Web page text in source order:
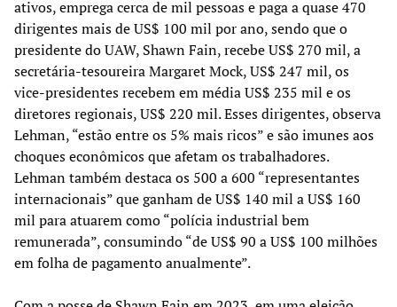
ativos, emprega cerca de mil pessoas e paga a quase 470
dirigentes mais de US$ 100 mil por ano, sendo que o
presidente do UAW, Shawn Fain, recebe US$ 270 mil, a
secretária-tesoureira Margaret Mock, US$ 247 mil, os
vice-presidentes recebem em média US$ 235 mil e os
diretores regionais, US$ 220 mil. Esses dirigentes, observa
Lehman, “estão entre os 5% mais ricos” e são imunes aos
choques econômicos que afetam os trabalhadores.
Lehman também destaca os 500 a 600 “representantes
internacionais” que ganham de US$ 140 mil a US$ 160
mil para atuarem como “polícia industrial bem
remunerada”, consumindo “de US$ 90 a US$ 100 milhões
em folha de pagamento anualmente”.